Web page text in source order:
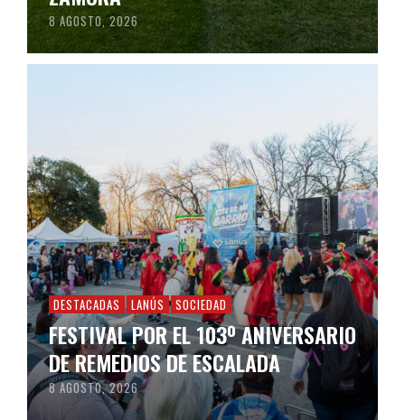
8 AGOSTO, 2026
DESTACADAS LANÚS SOCIEDAD
FESTIVAL POR EL 103º ANIVERSARIO
DE REMEDIOS DE ESCALADA
8 AGOSTO, 2026